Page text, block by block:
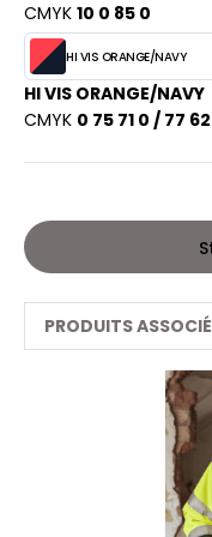
SHIRT
- BLOUSON
COOL
HOODS
CMYK 10 0 85 0
HI VIS ORANGE/NAVY
HI VIS ORANGE/NAVY
CMYK 0 75 71 0 / 77
PRODUITS